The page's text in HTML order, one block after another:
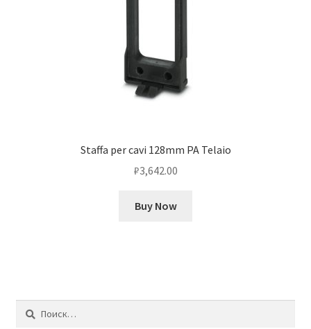
Staffa per cavi 128mm PA Telaio
₽3,642.00
Buy Now
Найти: